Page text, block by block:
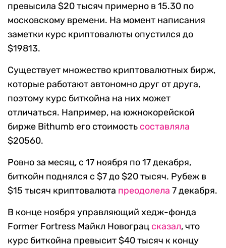
превысила $20 тысяч примерно в 15.30 по
московскому времени. На момент написания
заметки курс криптовалюты опустился до
$19813.
Существует множество криптовалютных бирж,
которые работают автономно друг от друга,
поэтому курс биткойна на них может
отличаться. Например, на южнокорейской
бирже Bithumb его стоимость составляла
$20560.
Ровно за месяц, с 17 ноября по 17 декабря,
биткойн поднялся с $7 до $20 тысяч. Рубеж в
$15 тысяч криптовалюта преодолела 7 декабря.
В конце ноября управляющий хедж-фонда
Former Fortress Майкл Новограц сказал, что
курс биткойна превысит $40 тысяч к концу